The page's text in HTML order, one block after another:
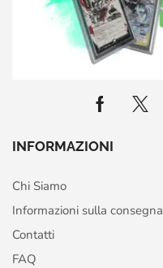
INFORMAZIONI
Chi Siamo
Informazioni sulla consegna
Contatti
FAQ